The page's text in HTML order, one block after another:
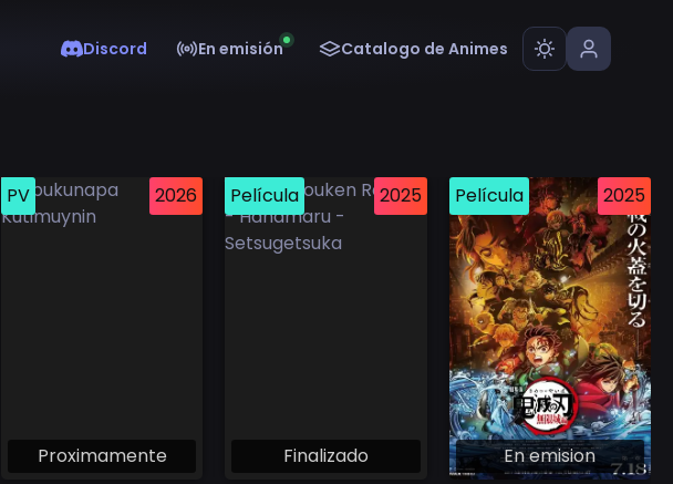
Discord En emisión Catalogo de Animes
PV 2026
Proximamente
Película 2025
Finalizado
Película 2025
En emision